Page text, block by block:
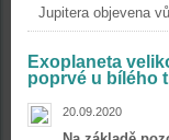
Jupitera objevena
Exoplaneta
poprvé u bílého
20.09.2020